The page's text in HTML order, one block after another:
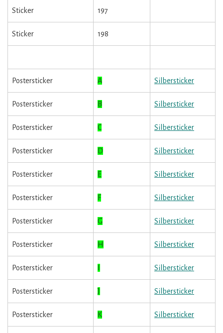
Sticker 197
Sticker 198
Postersticker A Silbersticker
Postersticker B Silbersticker
Postersticker C Silbersticker
Postersticker D Silbersticker
Postersticker E Silbersticker
Postersticker F Silbersticker
Postersticker G Silbersticker
Postersticker H Silbersticker
Postersticker Silbersticker
Postersticker J Silbersticker
Postersticker K Silbersticker